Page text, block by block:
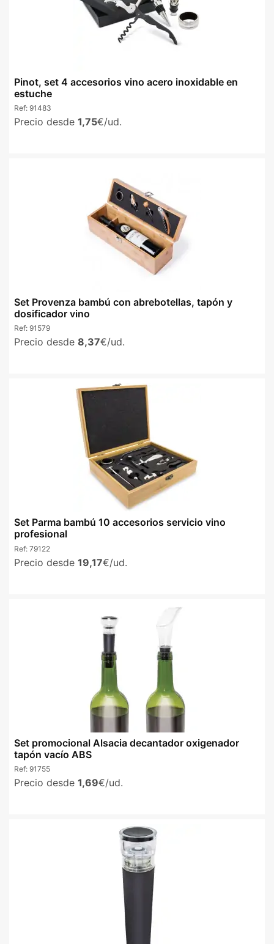
Pinot, set 4 accesorios vino acero inoxidable en
estuche
Ref: 91483
Precio desde 1,75€/ud.
Set Provenza bambú con abrebotellas, tapón y
dosificador vino
Ref: 91579
Precio desde 8,37€/ud.
Set Parma bambú 10 accesorios servicio vino
profesional
Ref: 79122
Precio desde 19,17€/ud.
Set promocional Alsacia decantador oxigenador
tapón vacío ABS
Ref: 91755
Precio desde 1,69€/ud.